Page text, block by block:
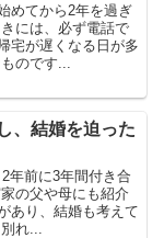
めてから2年を過ぎ
には、必ず電話で
宅が遅くなる日が多
のです...
、結婚を迫った
年前に3年間付き合
の父や母にも紹介
あり、結婚も考えて
れ...